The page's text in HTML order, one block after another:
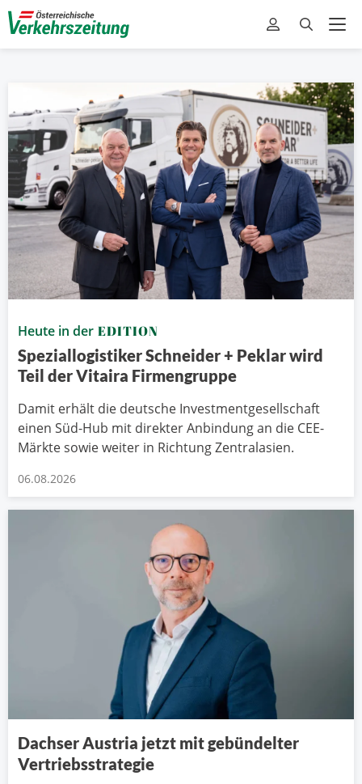
Heute in der EDITION
Speziallogistiker Schneider + Peklar wird
Teil der Vitaira Firmengruppe
Damit erhält die deutsche Investmentgesellschaft
einen Süd-Hub mit direkter Anbindung an die CEE-
Märkte sowie weiter in Richtung Zentralasien.
06.08.2026
Dachser Austria jetzt mit gebündelter
Vertriebsstrategie